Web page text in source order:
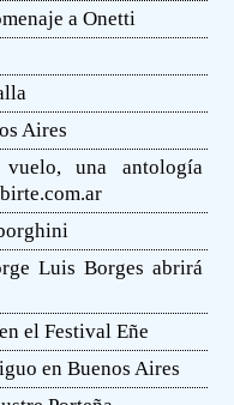
a Onetti
Aires
vuelo, una antología
Luis Borges abrirá
el Festival Eñe
en Buenos Aires